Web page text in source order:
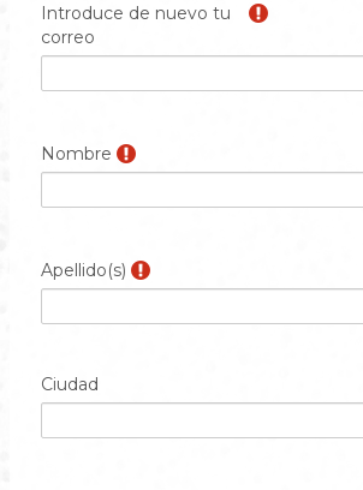
Introduce de nuevo tu
correo
Nombre
Apellido(s)
Ciudad